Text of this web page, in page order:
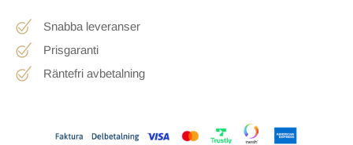
Snabba leveranser
Prisgaranti
Räntefri avbetalning